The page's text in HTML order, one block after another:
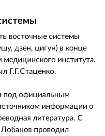
восточные системы
дзен, цигун) в конце
медицинского института.
Г.Г.Стаценко.
под официальным
информации о
литература. С
Лобанов проводил